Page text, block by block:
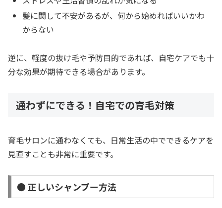
髪に関して不安があるが、何から始めればいいかわ
からない
逆に、軽度の抜け毛や予防目的であれば、自宅ケアでも十
分な効果が期待できる場合があります。
通わずにできる！自宅での育毛対策
育毛サロンに通わなくても、日常生活の中でできるケアを
見直すことも非常に重要です。
● 正しいシャンプー方法